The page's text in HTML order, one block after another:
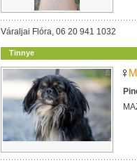
Váraljai Flóra, 06 20 941 1032
Tinnye